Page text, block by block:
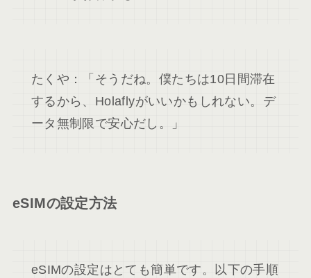
たくや：「そうだね。僕たちは10日間滞在
するから、Holaflyがいいかもしれない。デ
ータ無制限で安心だし。」
eSIMの設定方法
eSIMの設定はとても簡単です。以下の手順